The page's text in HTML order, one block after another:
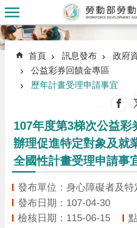
跳到主要內容區塊
本
署
息
發
布
:::
::: 首頁 訊息發布
政府
公益彩券回饋金專區
歷年計畫受理申請事宜
107年度第3梯次公益彩
辦理促進特定對象及就
全國性計畫受理申請事
發布單位：身心障礙者及特
發布日期：107-04-30
檢核日期：115-06-15